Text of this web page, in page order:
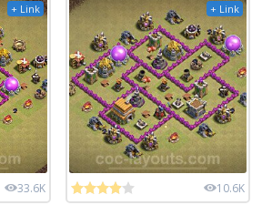
+ Link
33.6K
+ Link
10.6K